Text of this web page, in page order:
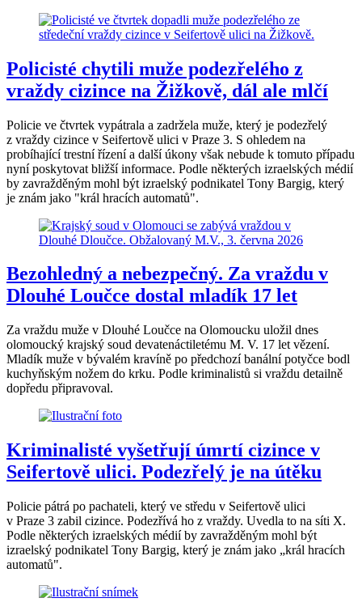
Policisté chytili muže podezřelého z
vraždy cizince na Žižkově, dál ale mlčí
Policie ve čtvrtek vypátrala a zadržela muže, který je podezřelý
z vraždy cizince v Seifertově ulici v Praze 3. S ohledem na
probíhající trestní řízení a další úkony však nebude k tomuto případu
nyní poskytovat bližší informace. Podle některých izraelských médií
by zavražděným mohl být izraelský podnikatel Tony Bargig, který
je znám jako "král hracích automatů".
Bezohledný a nebezpečný. Za vraždu v
Dlouhé Loučce dostal mladík 17 let
Za vraždu muže v Dlouhé Loučce na Olomoucku uložil dnes
olomoucký krajský soud devatenáctiletému M. V. 17 let vězení.
Mladík muže v bývalém kravíně po předchozí banální potyčce bodl
kuchyňským nožem do krku. Podle kriminalistů si vraždu detailně
dopředu připravoval.
Kriminalisté vyšetřují úmrtí cizince v
Seifertově ulici. Podezřelý je na útěku
Policie pátrá po pachateli, který ve středu v Seifertově ulici
v Praze 3 zabil cizince. Podezřívá ho z vraždy. Uvedla to na síti X.
Podle některých izraelských médií by zavražděným mohl být
izraelský podnikatel Tony Bargig, který je znám jako „král hracích
automatů".